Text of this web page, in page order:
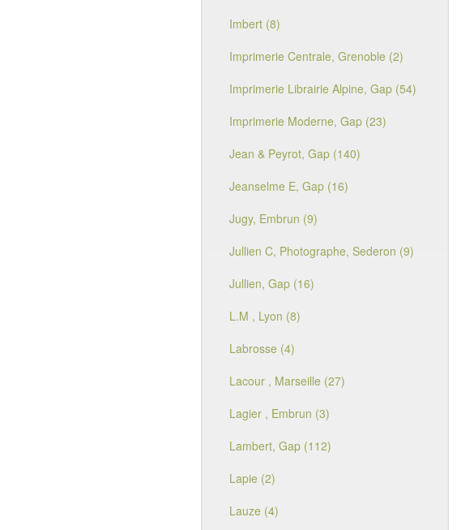
Imbert (8)
Imprimerie Centrale, Grenoble (2)
Imprimerie Librairie Alpine, Gap (54)
Imprimerie Moderne, Gap (23)
Jean & Peyrot, Gap (140)
Jeanselme E, Gap (16)
Jugy, Embrun (9)
Jullien C, Photographe, Sederon (9)
Jullien, Gap (16)
L.M , Lyon (8)
Labrosse (4)
Lacour , Marseille (27)
Lagier , Embrun (3)
Lambert, Gap (112)
Lapie (2)
Lauze (4)